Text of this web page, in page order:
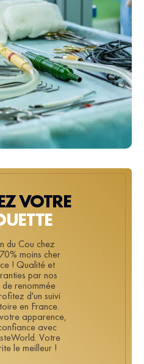
VOTRE
du Cou chez
moins cher
! Qualité et
par nos
de renommée
d'un suivi
en France.
apparence,
avec
Votre
le meilleur !